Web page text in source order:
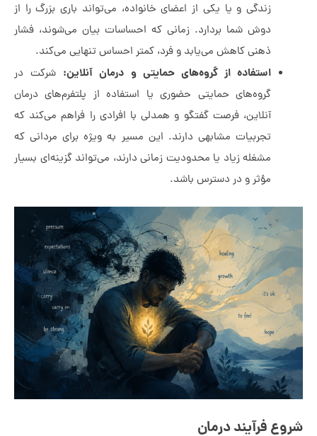
زندگی و یا یکی از اعضای خانواده، می‌تواند باری بزرگ را از
دوش شما بردارد. زمانی که احساسات بیان می‌شوند، فشار
ذهنی کاهش می‌یابد و فرد، کمتر احساس تنهایی می‌کند.
استفاده از گروه‌های حمایتی و درمان آنلاین:شرکت در
گروه‌های حمایتی حضوری یا استفاده از پلتفرم‌های درمان
آنلاین، فرصت گفتگو و همدلی با افرادی را فراهم می‌کند که
تجربیات مشابهی دارند. این مسیر به ویژه برای مردانی که
مشغله زیاد یا محدودیت زمانی دارند، می‌تواند گزینه‌ای بسیار
مؤثر و در دسترس باشد.
درمان